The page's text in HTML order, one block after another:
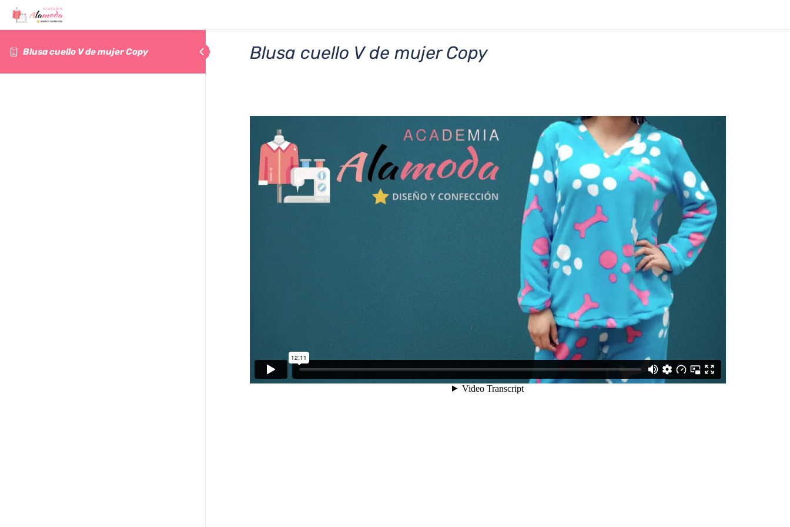
Blusa cuello V de mujer Copy Blusa cuello V de mujer Copy